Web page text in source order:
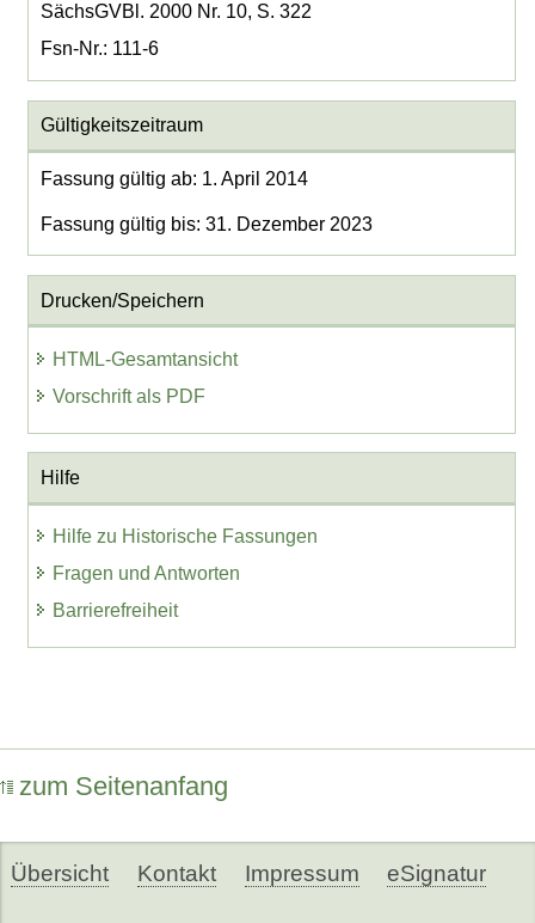
SächsGVBl. 2000 Nr. 10, S. 322
Fsn-Nr.: 111-6
Gültigkeitszeitraum
Fassung gültig ab: 1. April 2014
Fassung gültig bis: 31. Dezember 2023
Drucken/Speichern
HTML-Gesamtansicht
Vorschrift als PDF
Hilfe
Hilfe zu Historische Fassungen
Fragen und Antworten
Barrierefreiheit
zum Seitenanfang
Übersicht Kontakt Impressum eSignatur